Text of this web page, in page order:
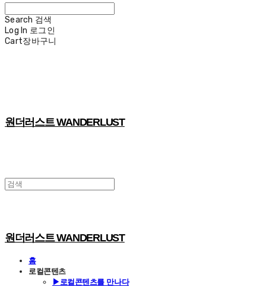
Search 검색
Log In 로그인
Cart장바구니
원더러스트 WANDERLUST
원더러스트 WANDERLUST
홈
로컬콘텐츠
▶로컬콘텐츠를 만나다